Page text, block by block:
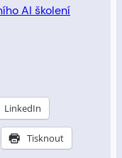
AI školení
LinkedIn
Tisknout